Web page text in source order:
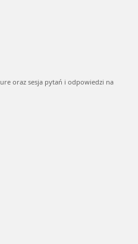
oraz sesja pytań i odpowiedzi na